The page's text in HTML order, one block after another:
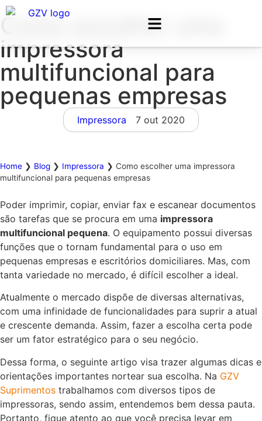
Como escolher uma
impressora
multifuncional para
pequenas empresas
Impressora 7 out 2020
Home ❯ Blog ❯ Impressora ❯ Como escolher uma impressora
multifuncional para pequenas empresas
Poder imprimir, copiar, enviar fax e escanear documentos
são tarefas que se procura em uma impressora
multifuncional pequena. O equipamento possui diversas
funções que o tornam fundamental para o uso em
pequenas empresas e escritórios domiciliares. Mas, com
tanta variedade no mercado, é difícil escolher a ideal.
Atualmente o mercado dispõe de diversas alternativas,
com uma infinidade de funcionalidades para suprir a atual
e crescente demanda. Assim, fazer a escolha certa pode
ser um fator estratégico para o seu negócio.
Dessa forma, o seguinte artigo visa trazer algumas dicas e
orientações importantes nortear sua escolha. Na GZV
Suprimentos trabalhamos com diversos tipos de
impressoras, sendo assim, entendemos bem dessa pauta.
Portanto, fique atento ao que você precisa levar em